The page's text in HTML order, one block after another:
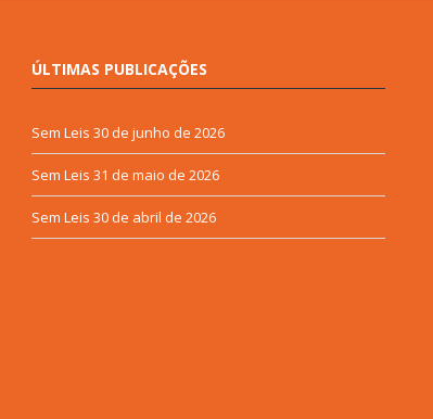
ÚLTIMAS PUBLICAÇÕES
Sem Leis 30 de junho de 2026
Sem Leis 31 de maio de 2026
Sem Leis 30 de abril de 2026